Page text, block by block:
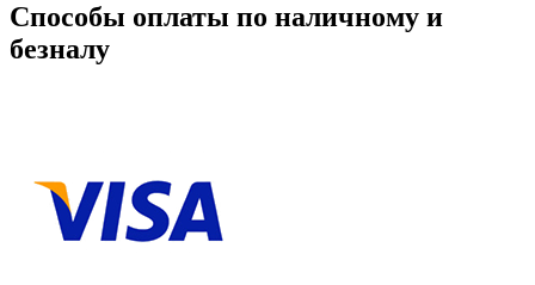
Способы оплаты по наличному и
безналу